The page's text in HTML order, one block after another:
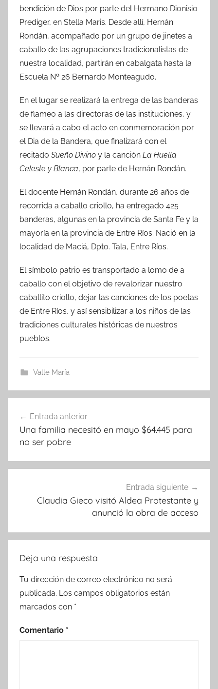
bendición de Dios por parte del Hermano Dionisio
Prediger, en Stella Maris. Desde allí, Hernán
Rondán, acompañado por un grupo de jinetes a
caballo de las agrupaciones tradicionalistas de
nuestra localidad, partirán en cabalgata hasta la
Escuela Nº 26 Bernardo Monteagudo.
En el lugar se realizará la entrega de las banderas
de flameo a las directoras de las instituciones, y
se llevará a cabo el acto en conmemoración por
el Dia de la Bandera, que finalizará con el
recitado Sueño Divino y la canción La Huella
Celeste y Blanca, por parte de Hernán Rondán.
El docente Hernán Rondán, durante 26 años de
recorrida a caballo criollo, ha entregado 425
banderas, algunas en la provincia de Santa Fe y la
mayoría en la provincia de Entre Ríos. Nació en la
localidad de Maciá, Dpto. Tala, Entre Ríos.
El símbolo patrio es transportado a lomo de a
caballo con el objetivo de revalorizar nuestro
caballito criollo, dejar las canciones de los poetas
de Entre Ríos, y así sensibilizar a los niños de las
tradiciones culturales históricas de nuestros
pueblos.
Valle María
de
entradas
Entrada anterior
Una familia necesitó en mayo $64.445 para
no ser pobre
Entrada siguiente
Claudia Gieco visitó Aldea Protestante y
anunció la obra de acceso
Deja una respuesta
Tu dirección de correo electrónico no será
publicada. Los campos obligatorios están
marcados con *
Comentario *